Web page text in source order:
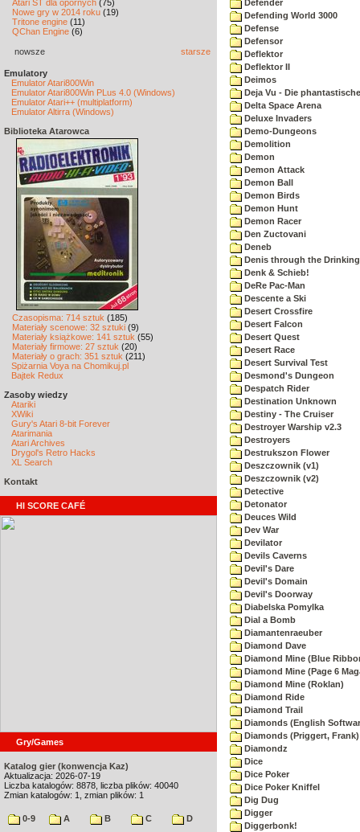
Atari ST dla opornych (75)
Nowe gry w 2014 roku (19)
Tritone engine (11)
QChan Engine (6)
nowsze starsze
Emulatory
Emulator Atari800Win
Emulator Atari800Win PLus 4.0 (Windows)
Emulator Atari++ (multiplatform)
Emulator Altirra (Windows)
Biblioteka Atarowca
Czasopisma: 714 sztuk (185)
Materiały scenowe: 32 sztuki (9)
Materiały książkowe: 141 sztuk (55)
Materiały firmowe: 27 sztuk (20)
Materiały o grach: 351 sztuk (211)
Spiżarnia Voya na Chomikuj.pl
Bajtek Redux
Zasoby wiedzy
Atariki
XWiki
Gury's Atari 8-bit Forever
Atarimania
Atari Archives
Drygol's Retro Hacks
XL Search
Kontakt
HI SCORE CAFÉ
Gry/Games
Katalog gier (konwencja Kaz)
Aktualizacja: 2026-07-19
Liczba katalogów: 8878, liczba plików: 40040
Zmian katalogów: 1, zmian plików: 1
0-9 A B C
D
Defender
Defending World 3000
Defense
Defensor
Deflektor
Deflektor II
Deimos
Deja Vu - Die
Delta Space Arena
Deluxe Invaders
Demo-Dungeons
Demolition
Demon
Demon Attack
Demon Ball
Demon Birds
Demon Hunt
Demon Racer
Den Zuctovani
Deneb
Denis through the
Denk & Schieb!
DeRe Pac-Man
Descente a Ski
Desert Crossfire
Desert Falcon
Desert Quest
Desert Race
Desert Survival Test
Desmond's Dungeon
Despatch Rider
Destination Unknown
Destiny - The Cruiser
Destroyer Warship v2.3
Destroyers
Destrukszon Flower
Deszczownik (v1)
Deszczownik (v2)
Detective
Detonator
Deuces Wild
Dev War
Devilator
Devils Caverns
Devil's Dare
Devil's Domain
Devil's Doorway
Diabelska Pomylka
Dial a Bomb
Diamantenraeuber
Diamond Dave
Diamond Mine (Blue
Diamond Mine (Page 6
Diamond Mine (Roklan)
Diamond Ride
Diamond Trail
Diamonds (English
Diamonds (Priggert, Frank)
Diamondz
Dice
Dice Poker
Dice Poker Kniffel
Dig Dug
Digger
Diggerbonk!